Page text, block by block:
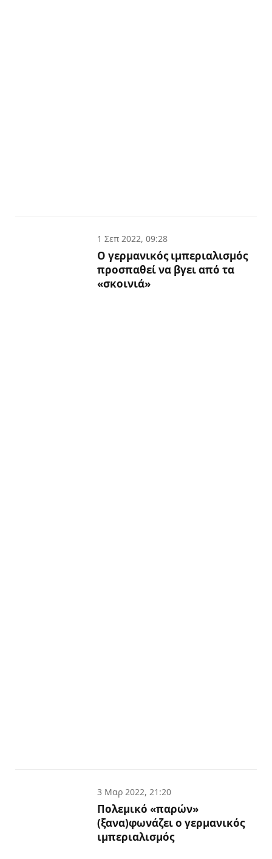
1 Σεπ 2022, 09:28
Ο γερμανικός ιμπεριαλισμός
προσπαθεί να βγει από τα
«σκοινιά»
3 Μαρ 2022, 21:20
Πολεμικό «παρών»
(ξανα)φωνάζει ο γερμανικός
ιμπεριαλισμός